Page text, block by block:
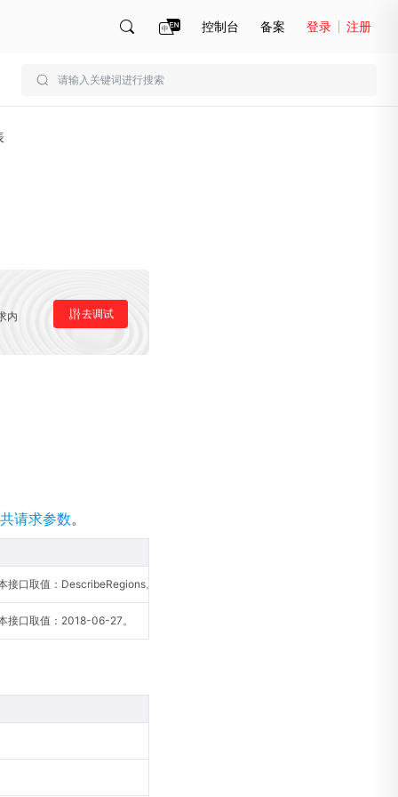
控制台 备案 登录 注册
内 去调试
请求参数。
接口取值：DescribeRegions。
接口取值：2018-06-27。